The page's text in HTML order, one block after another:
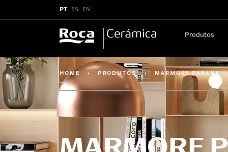
PT ES EN
Produtos
HOME › PRODUTOS › MARMORE PARANA